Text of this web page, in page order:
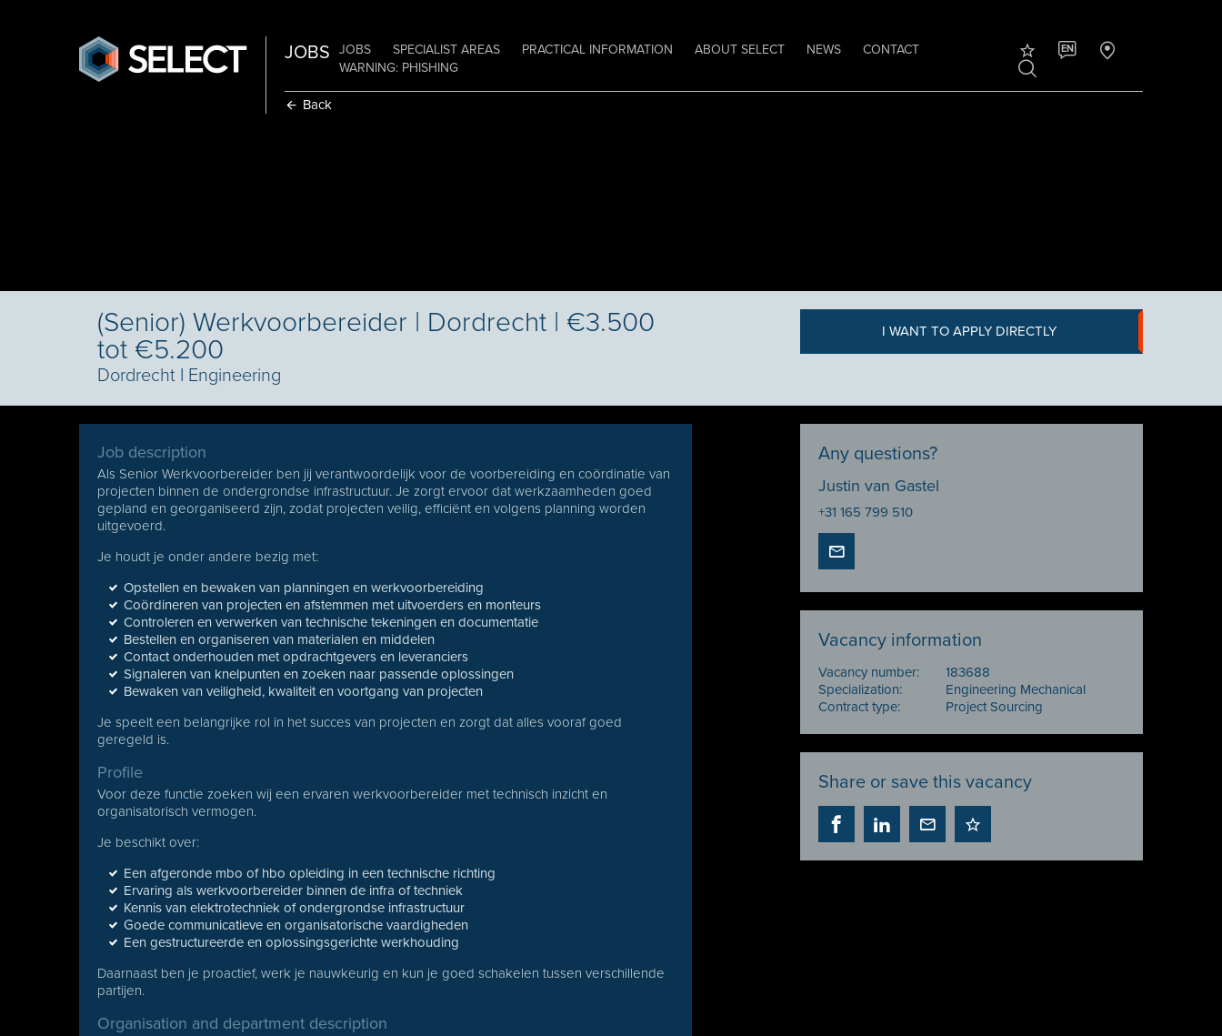
JOBS JOBS SPECIALIST AREAS PRACTICAL INFORMATION ABOUT SELECT NEWS
CONTACT
WARNING: PHISHING
EN
Back
(Senior) Werkvoorbereider | Dordrecht | €3.500
tot €5.200
Dordrecht I Engineering
I WANT TO APPLY DIRECTLY
Job description
Als Senior Werkvoorbereider ben jij verantwoordelijk voor de voorbereiding en coördinatie van
projecten binnen de ondergrondse infrastructuur. Je zorgt ervoor dat werkzaamheden goed
gepland en georganiseerd zijn, zodat projecten veilig, efficiënt en volgens planning worden
uitgevoerd.
Je houdt je onder andere bezig met:
Opstellen en bewaken van planningen en werkvoorbereiding
Coördineren van projecten en afstemmen met uitvoerders en monteurs
Controleren en verwerken van technische tekeningen en documentatie
Bestellen en organiseren van materialen en middelen
Contact onderhouden met opdrachtgevers en leveranciers
Signaleren van knelpunten en zoeken naar passende oplossingen
Bewaken van veiligheid, kwaliteit en voortgang van projecten
Je speelt een belangrijke rol in het succes van projecten en zorgt dat alles vooraf goed
geregeld is.
Profile
Voor deze functie zoeken wij een ervaren werkvoorbereider met technisch inzicht en
organisatorisch vermogen.
Je beschikt over:
Een afgeronde mbo of hbo opleiding in een technische richting
Ervaring als werkvoorbereider binnen de infra of techniek
Kennis van elektrotechniek of ondergrondse infrastructuur
Goede communicatieve en organisatorische vaardigheden
Een gestructureerde en oplossingsgerichte werkhouding
Daarnaast ben je proactief, werk je nauwkeurig en kun je goed schakelen tussen verschillende
partijen.
Organisation and department description
Any questions?
Justin van Gastel
+31 165 799 510
Vacancy information
Vacancy number:
183688
Specialization:
Engineering Mechanical
Contract type:
Project Sourcing
Share or save this vacancy